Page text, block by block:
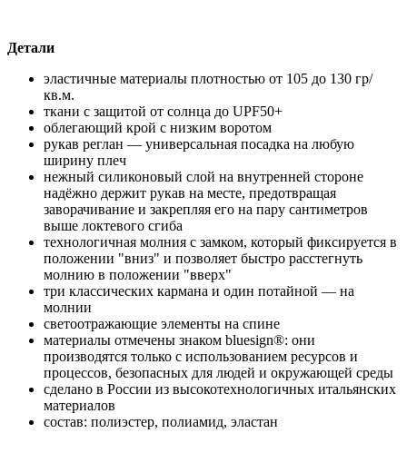
Детали
эластичные материалы плотностью от 105 до 130 гр/
кв.м.
ткани с защитой от солнца до UPF50+
облегающий крой с низким воротом
рукав реглан — универсальная посадка на любую
ширину плеч
нежный силиконовый слой на внутренней стороне
надёжно держит рукав на месте, предотвращая
заворачивание и закрепляя его на пару сантиметров
выше локтевого сгиба
технологичная молния с замком, который фиксируется в
положении "вниз" и позволяет быстро расстегнуть
молнию в положении "вверх"
три классических кармана и один потайной — на
молнии
светоотражающие элементы на спине
материалы отмечены знаком bluesign®: они
производятся только с использованием ресурсов и
процессов, безопасных для людей и окружающей среды
сделано в России из высокотехнологичных итальянских
материалов
состав: полиэстер, полиамид, эластан